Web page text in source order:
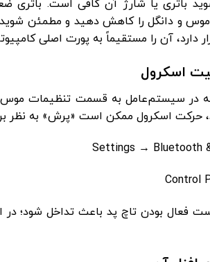
یا شارژ آن کافی است. باتری
موس و دانگل را کاهش دهید و مطمئن
که در سیستم‌عامل به قسمت تنظیمات
حرکت اسکرول ممکن است «پرش» به ‌نظر
Settings → Bluetooth
فعال بودن تاچ‌ پد باعث تداخل شود؛ در